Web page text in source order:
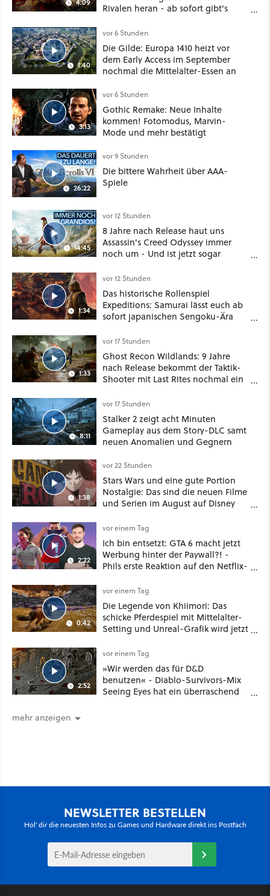
4:09
Rivalen heran - ab sofort gibt's
Klasse
1:40
vor 6 Stunden
Die Gilde: Europa 1410 heizt vor
dem Early Access im September
nochmal die Mittelalter-Essen an
3:13
vor 6 Stunden
Gothic Remake: Neue Inhalte
kommen! Fotomodus, Marvin-
Mode und mehr bestätigt
26:22
vor 9 Stunden
Die bittere Wahrheit über AAA-
Spiele
14:45
vor 12 Stunden
8 Jahre nach Release haut uns
Assassin's Creed Odyssey immer
noch um - Und ist jetzt sogar
1:34
vor 12 Stunden
Das historische Rollenspiel
Expeditions: Samurai lässt euch ab
sofort japanischen Sengoku-Ära
oder Diplomatie
1:33
vor 17 Stunden
Ghost Recon Wildlands: 9 Jahre
nach Release bekommt der Taktik-
Shooter mit Last Rites nochmal ein
8:11
vor 17 Stunden
Stalker 2 zeigt acht Minuten
Gameplay aus dem Story-DLC samt
neuen Anomalien und Gegnern
1:38
vor 22 Stunden
Stars Wars und eine gute Portion
Nostalgie: Das sind die neuen Filme
und Serien im August auf Disney
2:22
vor einem Tag
Ich bin entsetzt: GTA 6 macht jetzt
Werbung hinter der Paywall?! -
Phils erste Reaktion auf den Netflix-
0:42
vor einem Tag
Die Legende von Khiimori: Das
schicke Pferdespiel mit Mittelalter-
Setting und Unreal-Grafik wird jetzt
2:52
vor einem Tag
»Wir werden das für D&D
benutzen« - Diablo-Survivors-Mix
Seeing Eyes hat ein überraschend
mehr anzeigen
NEWSLETTER BESTELLEN
Hol' dir die neuesten Infos zu Games und Hardware direkt ins Postfach